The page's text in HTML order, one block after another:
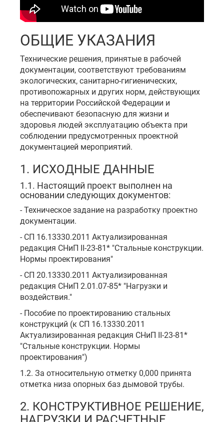
ОБЩИЕ УКАЗАНИЯ
Технические решения, принятые в рабочей
документации, соответствуют требованиям
экологических, санитарно-гигиенических,
противопожарных и других норм, действующих
на территории Российской Федерации и
обеспечивают безопасную для жизни и
здоровья людей эксплуатацию объекта при
соблюдении предусмотренных проектной
документацией мероприятий.
1. ИСХОДНЫЕ ДАННЫЕ
1.1. Настоящий проект выполнен на
основании следующих документов:
- Техническое задание на разработку проектно
документации.
- СП 16.13330.2011 Актуализированная
редакция СНиП II-23-81* "Стальные конструкции.
Нормы проектирования"
- СП 20.13330.2011 Актуализированная
редакция СНиП 2.01.07-85* "Нагрузки и
воздействия."
- Пособие по проектированию стальных
конструкций (к СП 16.13330.2011
Актуализированная редакция СНиП II-23-81*
"Стальные конструкции. Нормы
проектирования")
1.2. За относительную отметку 0,000 принята
отметка низа опорных баз дымовой трубы.
2. КОНСТРУКТИВНОЕ РЕШЕНИЕ,